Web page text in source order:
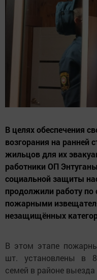
В целях обеспечения
возгорания на ранней
жильцов для их
работники ОП
социальной защиты
продолжили работу
пожарными
незащищённых
В этом этапе
шт. установлены в 8
семей в районе выезда